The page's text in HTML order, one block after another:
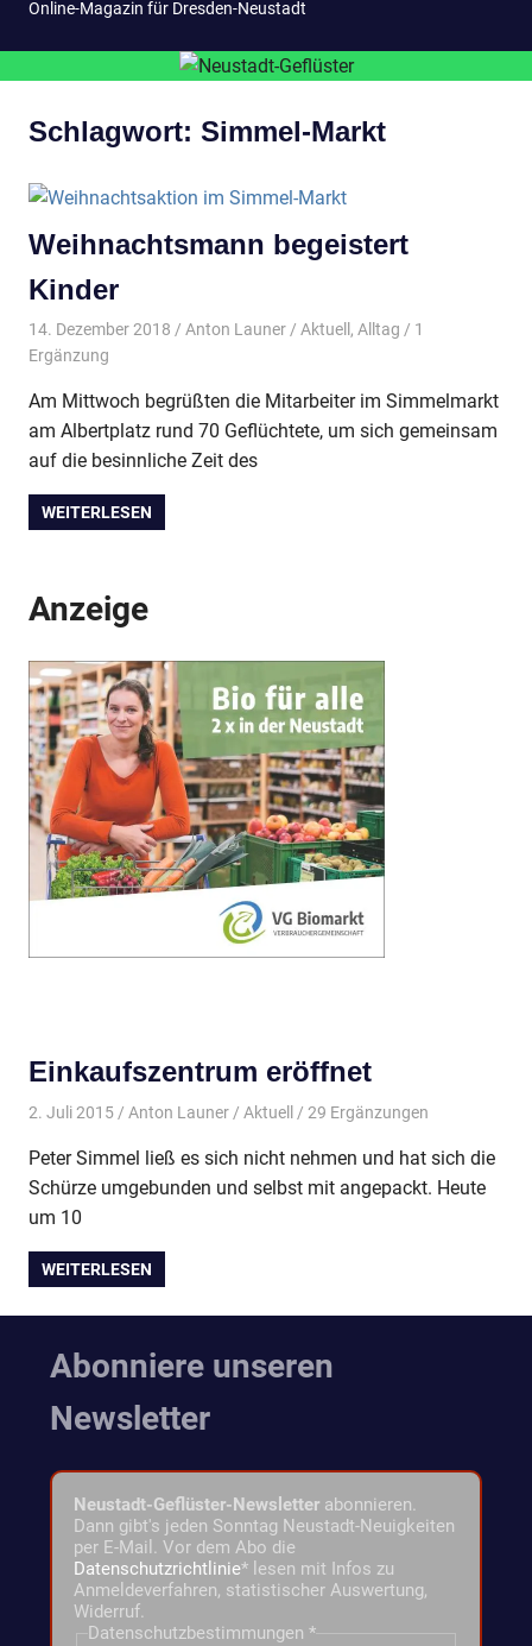
Online-Magazin für Dresden-Neustadt
Schlagwort: Simmel-Markt
Weihnachtsmann begeistert
Kinder
14. Dezember 2018 Anton Launer Aktuell , Alltag / 1
Ergänzung
Am Mittwoch begrüßten die Mitarbeiter im Simmelmarkt
am Albertplatz rund 70 Geflüchtete, um sich gemeinsam
auf die besinnliche Zeit des
WEITERLESEN
Anzeige
Einkaufszentrum eröffnet
2. Juli 2015 Anton Launer Aktuell / 29 Ergänzungen
Peter Simmel ließ es sich nicht nehmen und hat sich die
Schürze umgebunden und selbst mit angepackt. Heute
um 10
WEITERLESEN
Abonniere unseren
Newsletter
Neustadt-Geflüster-Newsletter abonnieren.
Dann gibt's jeden Sonntag Neustadt-Neuigkeiten
per E-Mail. Vor dem Abo die
Datenschutzrichtlinie* lesen mit Infos zu
Anmeldeverfahren, statistischer Auswertung,
Widerruf.
Datenschutzbestimmungen *